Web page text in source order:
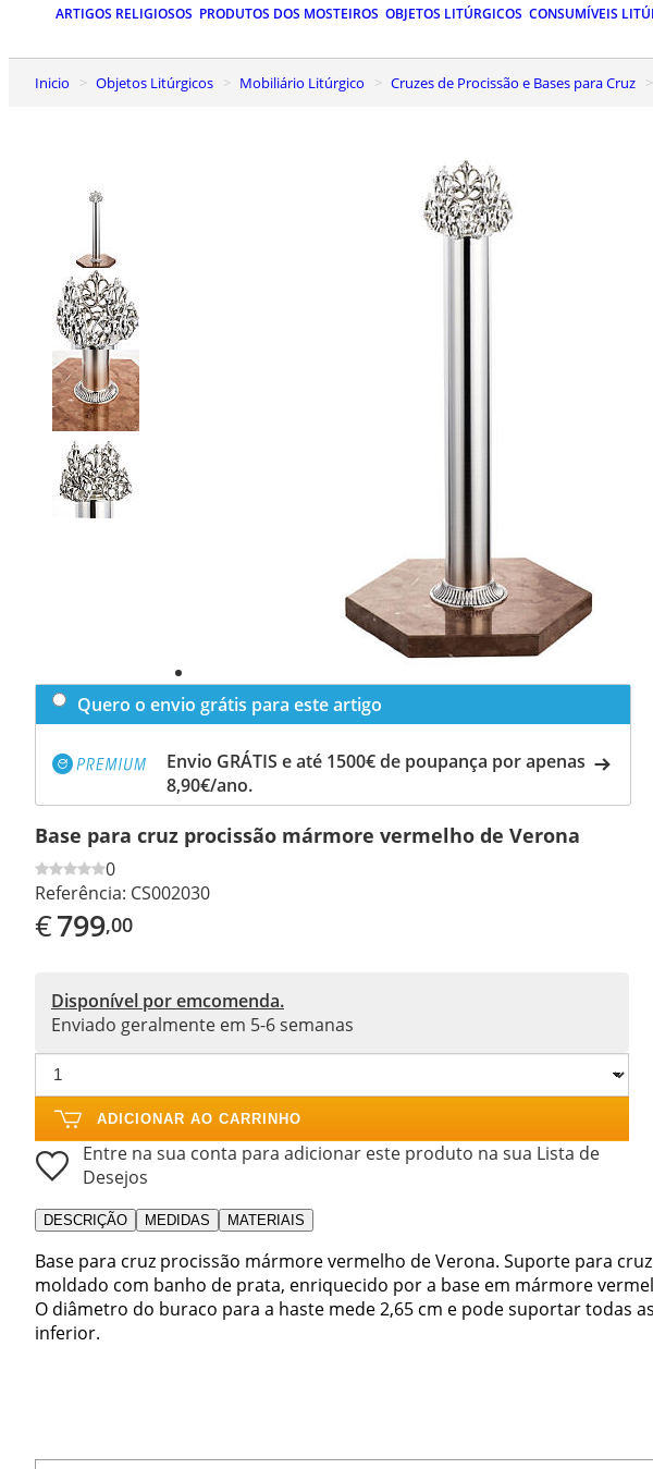
ARTIGOS RELIGIOSOS PRODUTOS DOS MOSTEIROS OBJETOS LITÚRGICOS CONSUMÍVEIS
Inicio Objetos Litúrgicos Mobiliário Litúrgico Cruzes de Procissão e Bases para Cruz
Quero o envio grátis para este artigo
Envio GRÁTIS e até 1500€ de poupança por apenas
8,90€/ano.
Base para cruz procissão mármore vermelho de Verona
0
Referência: CS002030
€799,00
Disponível por emcomenda.
Enviado geralmente em 5-6 semanas
ADICIONAR AO CARRINHO
Entre na sua conta para adicionar este produto na sua Lista de
Desejos
DESCRIÇÃO MEDIDAS MATERIAIS
Base para cruz procissão mármore vermelho de Verona. Suporte para
moldado com banho de prata, enriquecido por a base em mármore
O diâmetro do buraco para a haste mede 2,65 cm e pode suportar todas
inferior.